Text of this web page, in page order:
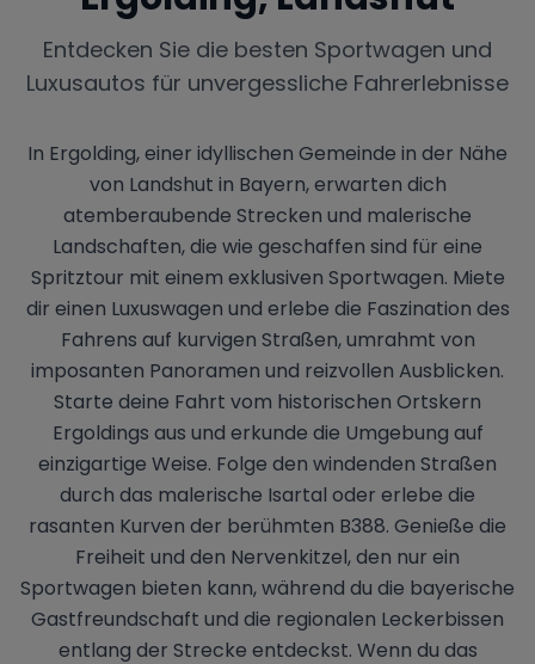
Entdecken Sie die besten Sportwagen und
Luxusautos für unvergessliche Fahrerlebnisse
In Ergolding, einer idyllischen Gemeinde in der Nähe
von Landshut in Bayern, erwarten dich
atemberaubende Strecken und malerische
Landschaften, die wie geschaffen sind für eine
Spritztour mit einem exklusiven Sportwagen. Miete
dir einen Luxuswagen und erlebe die Faszination des
Fahrens auf kurvigen Straßen, umrahmt von
imposanten Panoramen und reizvollen Ausblicken.
Starte deine Fahrt vom historischen Ortskern
Ergoldings aus und erkunde die Umgebung auf
einzigartige Weise. Folge den windenden Straßen
durch das malerische Isartal oder erlebe die
rasanten Kurven der berühmten B388. Genieße die
Freiheit und den Nervenkitzel, den nur ein
Sportwagen bieten kann, während du die bayerische
Gastfreundschaft und die regionalen Leckerbissen
entlang der Strecke entdeckst. Wenn du das